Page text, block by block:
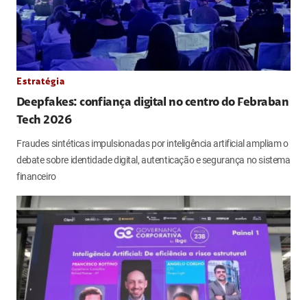
Estratégia
Deepfakes: confiança digital no centro do Febraban
Tech 2026
Fraudes sintéticas impulsionadas por inteligência artificial ampliam o
debate sobre identidade digital, autenticação e segurança no sistema
financeiro